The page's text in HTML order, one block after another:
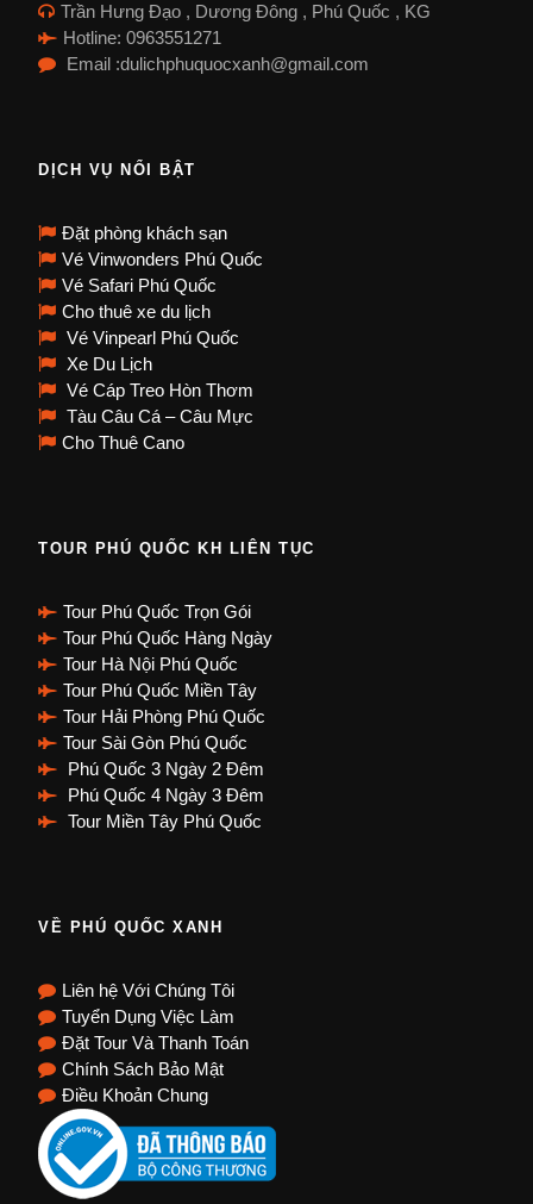
Trần Hưng Đạo , Dương Đông , Phú Quốc , KG
Hotline: 0963551271
Email :dulichphuquocxanh@gmail.com
DỊCH VỤ NỔI BẬT
Đặt phòng khách sạn
Vé Vinwonders Phú Quốc
Vé Safari Phú Quốc
Cho thuê xe du lịch
Vé Vinpearl Phú Quốc
Xe Du Lịch
Vé Cáp Treo Hòn Thơm
Tàu Câu Cá – Câu Mực
Cho Thuê Cano
TOUR PHÚ QUỐC KH LIÊN TỤC
Tour Phú Quốc Trọn Gói
Tour Phú Quốc Hàng Ngày
Tour Hà Nội Phú Quốc
Tour Phú Quốc Miền Tây
Tour Hải Phòng Phú Quốc
Tour Sài Gòn Phú Quốc
Phú Quốc 3 Ngày 2 Đêm
Phú Quốc 4 Ngày 3 Đêm
Tour Miền Tây Phú Quốc
VỀ PHÚ QUỐC XANH
Liên hệ Với Chúng Tôi
Tuyển Dụng Việc Làm
Đặt Tour Và Thanh Toán
Chính Sách Bảo Mật
Điều Khoản Chung